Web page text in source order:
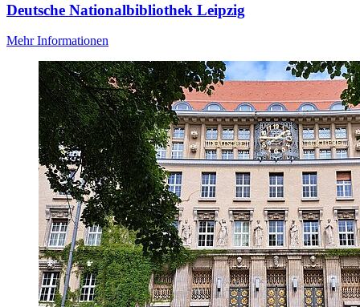
Deutsche Nationalbibliothek Leipzig
Mehr Informationen